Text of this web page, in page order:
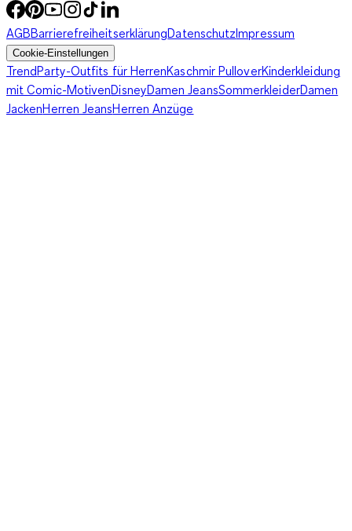
AGBBarrierefreiheitserklärungDatenschutzImpressum
Cookie-Einstellungen
TrendParty-Outfits für HerrenKaschmir PulloverKinderkleidung
mit Comic-MotivenDisneyDamen JeansSommerkleiderDamen
JackenHerren JeansHerren Anzüge